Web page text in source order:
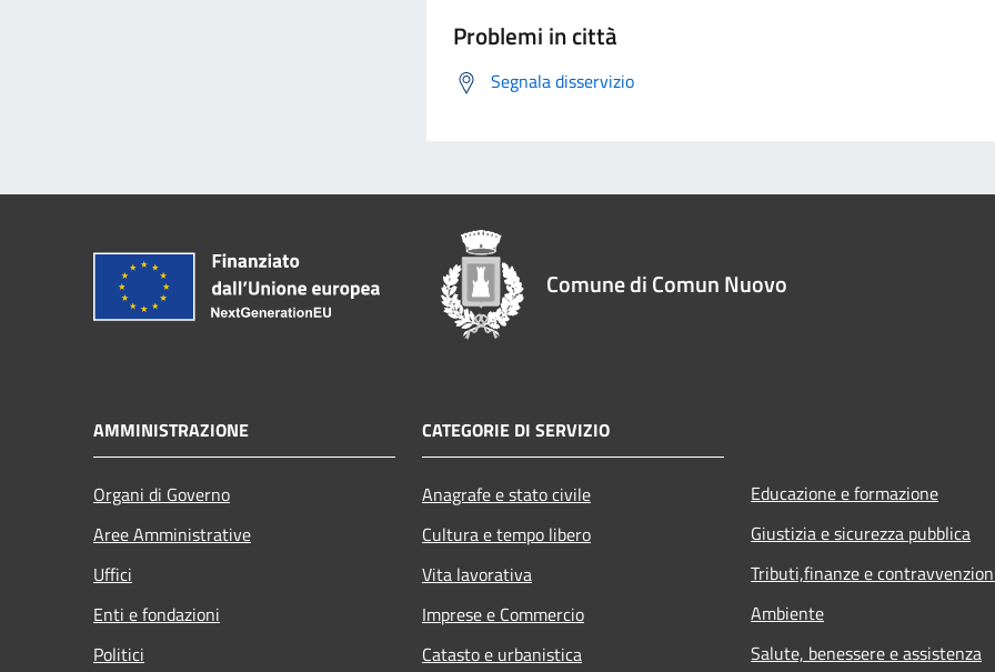
Problemi in città
Segnala disservizio
Comune di Comun Nuovo
AMMINISTRAZIONE
Organi di Governo
Aree Amministrative
Uffici
Enti e fondazioni
Politici
CATEGORIE DI SERVIZIO
Anagrafe e stato civile
Cultura e tempo libero
Vita lavorativa
Imprese e Commercio
Catasto e urbanistica
Educazione e formazione
Giustizia e sicurezza pubblica
Tributi,finanze e
Ambiente
Salute, benessere e assistenza